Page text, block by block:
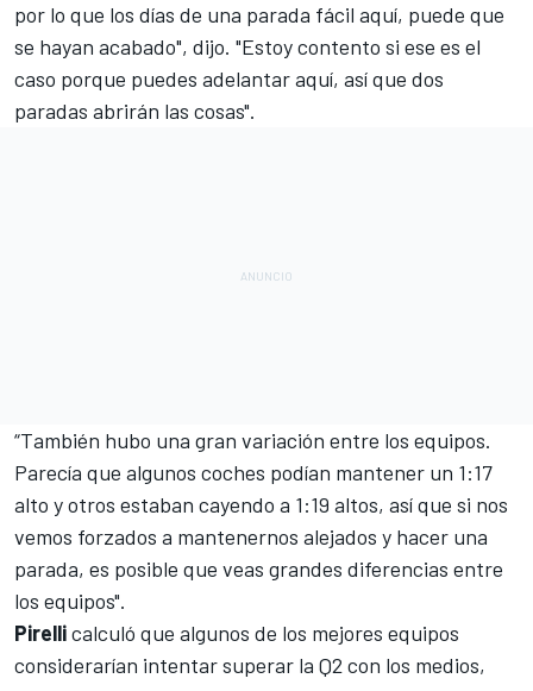
por lo que los días de una parada fácil aquí, puede que
se hayan acabado", dijo. "Estoy contento si ese es el
caso porque puedes adelantar aquí, así que dos
paradas abrirán las cosas".
“También hubo una gran variación entre los equipos.
Parecía que algunos coches podían mantener un 1:17
alto y otros estaban cayendo a 1:19 altos, así que si nos
vemos forzados a mantenernos alejados y hacer una
parada, es posible que veas grandes diferencias entre
los equipos".
Pirellicalculó que algunos de los mejores equipos
considerarían intentar superar la Q2 con los medios,